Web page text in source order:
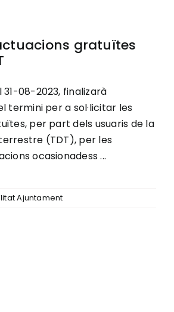
gratuïtes
31-08-2023, finalizarà
termini per a sol·licitar les
per part dels usuaris de la
(TDT), per les
ocasionadess ...
Ajuntament